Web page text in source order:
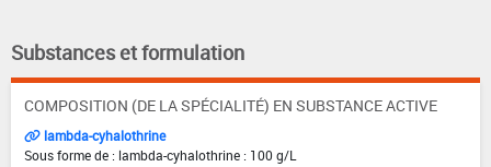
Substances et formulation
COMPOSITION (DE LA SPÉCIALITÉ) EN SUBSTANCE ACTIVE
lambda-cyhalothrine
Sous forme de : lambda-cyhalothrine : 100 g/L